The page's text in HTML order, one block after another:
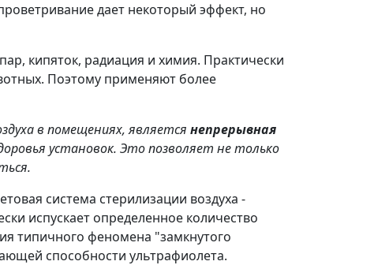
дает некоторый эффект, но
кипяток, радиация и химия. Практически
Поэтому применяют более
в помещениях, является непрерывная
установок. Это позволяет не только
система стерилизации воздуха -
испускает определенное количество
типичного феномена "замкнутого
способности ультрафиолета.